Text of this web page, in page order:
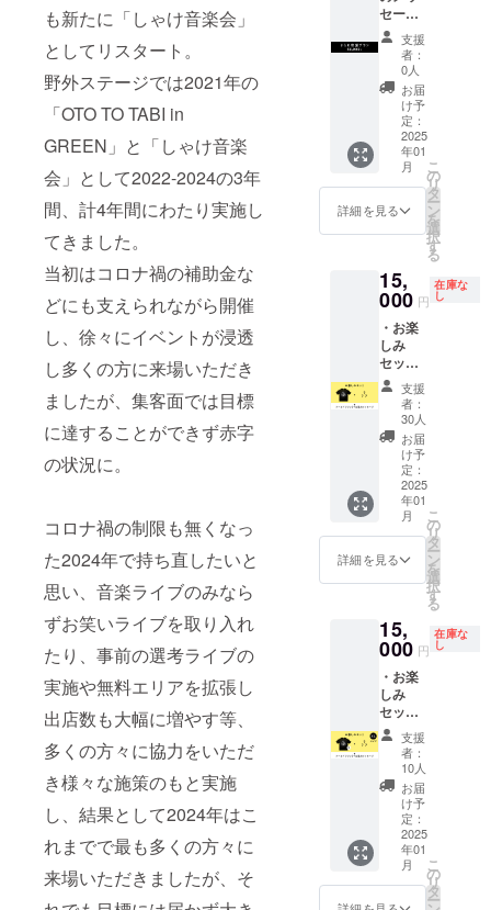
も新たに「しゃけ音楽会」
としてリスタート。
野外ステージでは2021年の
「OTO TO TABI in
GREEN」と「しゃけ音楽
会」として2022-2024の3年
間、計4年間にわたり実施し
てきました。
当初はコロナ禍の補助金な
どにも支えられながら開催
し、徐々にイベントが浸透
し多くの方に来場いただき
ましたが、集客面では目標
に達することができず赤字
の状況に。
コロナ禍の制限も無くなっ
た2024年で持ち直したいと
思い、音楽ライブのみなら
ずお笑いライブを取り入れ
たり、事前の選考ライブの
実施や無料エリアを拡張し
出店数も大幅に増やす等、
多くの方々に協力をいただ
き様々な施策のもと実施
し、結果として2024年はこ
れまでで最も多くの方々に
来場いただきましたが、そ
・お礼
のメッ
セージ
キッズT
シャツ
のサイ
ズを指
定いた
だきま
【キッ
ズ110-
160】残
しいサ
イズを
する場
合がご
ざいま
す。
なりま
す。
セージ
＊さら
に応援
プラ
ン。
アーカ
イブ
ブック
のお届
けなし
のプラ
ンです
＊この
リター
5000円
の応援
プラン
と同じ
内容に
なりま
す。
支援
者：
0人
お届
け予
定：
2025
年01
月
詳細を見る
こ
の
リ
タ
ー
ン
を
選
択
す
る
15,
000 円
在庫な
し
・お楽
しみ
セット
（過去
のTシャ
ツやタ
オル、
ポスト
カード
などの
デッド
ストッ
クグッ
ズ、各
種配布
物など
詰め込
んだお
楽しみ
セット
＊何が
届くか
はラン
ダムで
す ＊T
シャツ
のサイ
ズを指
定いた
だきま
【キッ
支援
者：
30人
お届
け予
定：
2025
年01
月
詳細を見る
こ
の
リ
タ
ー
ン
を
選
択
す
る
15,
000 円
在庫な
し
・お楽
しみ
セット
【XLサ
イズ】
・過去
のTシャ
ツ（XL
サイ
ズ）＋
タオ
ル、ポ
スト
カー
支援
者：
10人
お届
け予
定：
2025
年01
月
こ
の
リ
タ
ー